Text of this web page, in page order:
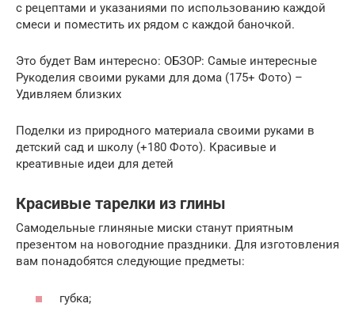
с рецептами и указаниями по использованию каждой
смеси и поместить их рядом с каждой баночкой.
Это будет Вам интересно: ОБЗОР: Самые интересные
Рукоделия своими руками для дома (175+ Фото) –
Удивляем близких
Поделки из природного материала своими руками в
детский сад и школу (+180 Фото). Красивые и
креативные идеи для детей
Красивые тарелки из глины
Самодельные глиняные миски станут приятным
презентом на новогодние праздники. Для изготовления
вам понадобятся следующие предметы:
губка;